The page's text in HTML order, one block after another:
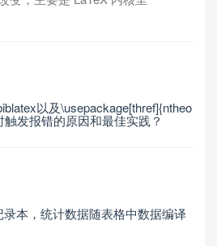
以及\usepackage[thref]{ntheo
触发报错的原因和最佳实践？
本，统计数据随表格中数据编译